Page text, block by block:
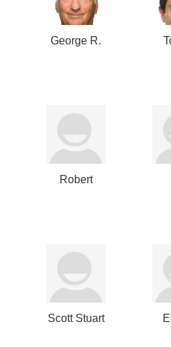
George R.
Robert
Scott Stuart